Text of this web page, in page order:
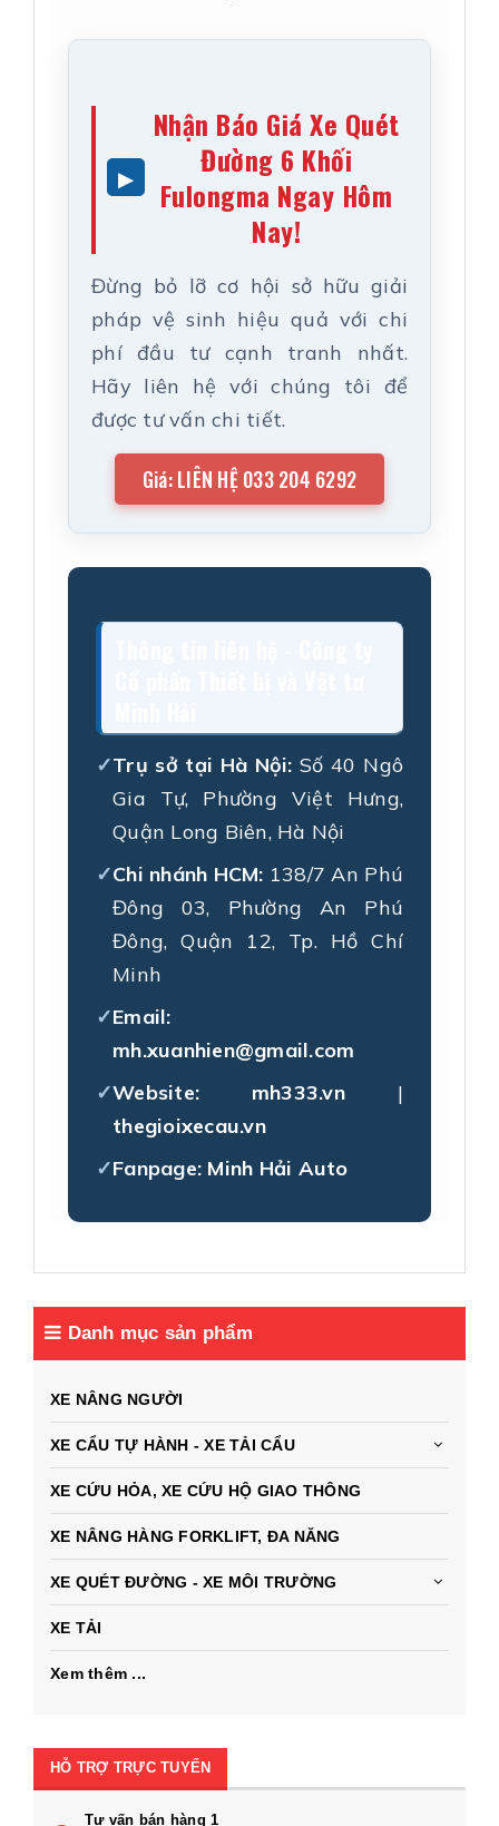
Nhận Báo Giá Xe Quét
Đường 6 Khối
Fulongma Ngay Hôm
Nay!
Đừng bỏ lỡ cơ hội sở hữu giải
pháp vệ sinh hiệu quả với chi
phí đầu tư cạnh tranh nhất.
Hãy liên hệ với chúng tôi để
được tư vấn chi tiết.
Giá: LIÊN HỆ 033 204 6292
Trụ sở tại Hà Nội: Số 40 Ngô
Gia Tự, Phường Việt Hưng,
Quận Long Biên, Hà Nội
Chi nhánh HCM: 138/7 An Phú
Đông 03, Phường An Phú
Đông, Quận 12, Tp. Hồ Chí
Minh
Email:
mh.xuanhien@gmail.com
Website:
mh333.vn|
thegioixecau.vn
Fanpage: Minh Hải Auto
Danh mục sản phẩm
XE NÂNG NGƯỜI
XE CẨU TỰ HÀNH - XE TẢI CẨU
XE CỨU HỎA, XE CỨU HỘ GIAO THÔNG
XE NÂNG HÀNG FORKLIFT, ĐA NĂNG
XE QUÉT ĐƯỜNG - XE MÔI TRƯỜNG
XE TẢI
Xem thêm ...
HỖ TRỢ TRỰC TUYẾN
Tư vấn bán hàng 1